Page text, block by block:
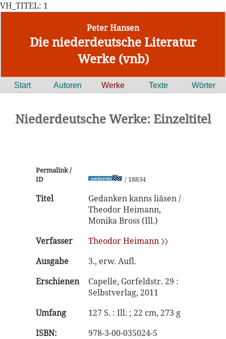
VH_TITEL: 1
Peter Hansen
Die niederdeutsche Literatur
Werke (vnb)
Start Autoren Werke Texte Wörter
Niederdeutsche Werke: Einzeltitel
Permalink /
ID
/ 18834
Titel
Gedanken kanns liäsen /
Theodor Heimann,
Monika Bross (Ill.)
Verfasser
Theodor Heimann 〉〉
Ausgabe
3., erw. Aufl.
Erschienen
Capelle, Gorfeldstr. 29 :
Selbstverlag, 2011
Umfang
127 S. : Ill. ; 22 cm, 273 g
ISBN:
978-3-00-035024-5